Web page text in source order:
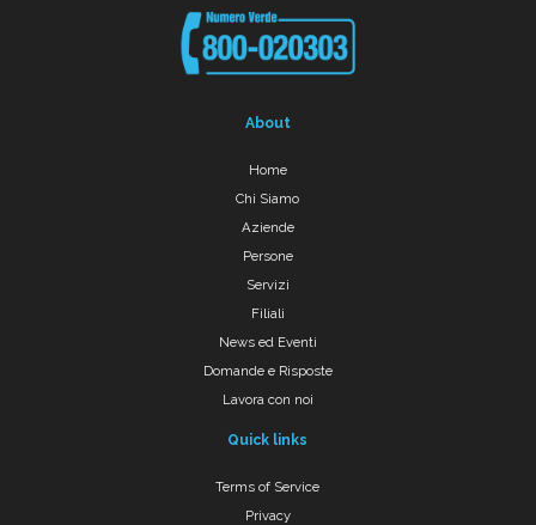
About
Home
Chi Siamo
Aziende
Persone
Servizi
Filiali
News ed Eventi
Domande e Risposte
Lavora con noi
Quick links
Terms of Service
Privacy